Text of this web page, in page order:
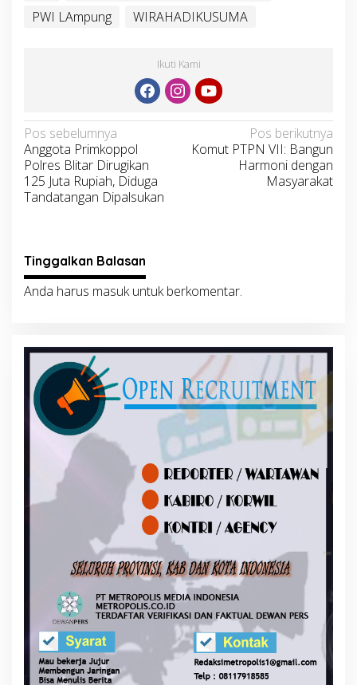
PWI LAmpung
WIRAHADIKUSUMA
Ikuti Kami
Navigasi
pos
Pos sebelumnya
Anggota Primkoppol
Polres Blitar Dirugikan
125 Juta Rupiah, Diduga
Tandatangan Dipalsukan
Pos berikutnya
Komut PTPN VII: Bangun
Harmoni dengan
Masyarakat
Tinggalkan Balasan
Anda harus masukuntuk berkomentar.